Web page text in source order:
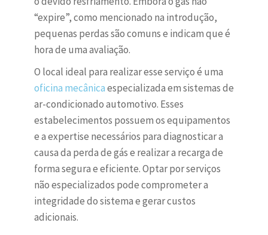
“expire”, como mencionado na introdução,
pequenas perdas são comuns e indicam que é
hora de uma avaliação.
O local ideal para realizar esse serviço é uma
oficina mecânicaespecializada em sistemas de
ar-condicionado automotivo. Esses
estabelecimentos possuem os equipamentos
e a expertise necessários para diagnosticar a
causa da perda de gás e realizar a recarga de
forma segura e eficiente. Optar por serviços
não especializados pode comprometer a
integridade do sistema e gerar custos
adicionais.